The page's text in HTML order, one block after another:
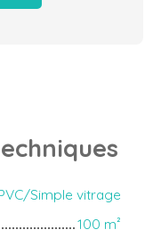
Simple vitrage
100 m²